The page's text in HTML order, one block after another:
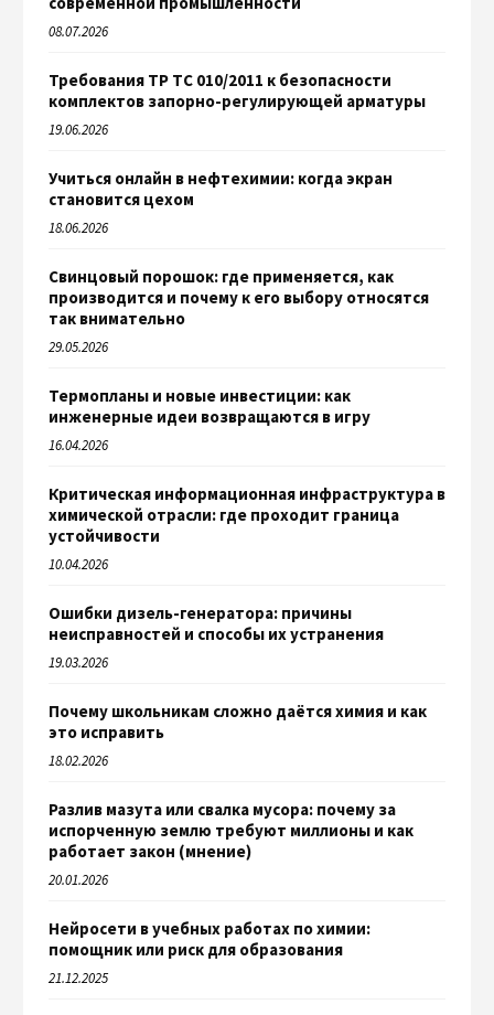
08.07.2026
Требования ТР ТС 010/2011 к безопасности
комплектов запорно-регулирующей арматуры
19.06.2026
Учиться онлайн в нефтехимии: когда экран
становится цехом
18.06.2026
Свинцовый порошок: где применяется, как
производится и почему к его выбору относятся
так внимательно
29.05.2026
Термопланы и новые инвестиции: как
инженерные идеи возвращаются в игру
16.04.2026
Критическая информационная инфраструктура в
химической отрасли: где проходит граница
устойчивости
10.04.2026
Ошибки дизель-генератора: причины
неисправностей и способы их устранения
19.03.2026
Почему школьникам сложно даётся химия и как
это исправить
18.02.2026
Разлив мазута или свалка мусора: почему за
испорченную землю требуют миллионы и как
работает закон (мнение)
20.01.2026
Нейросети в учебных работах по химии:
помощник или риск для образования
21.12.2025